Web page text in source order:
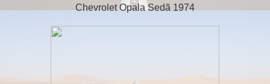
Chevrolet Opala Sedã 1974